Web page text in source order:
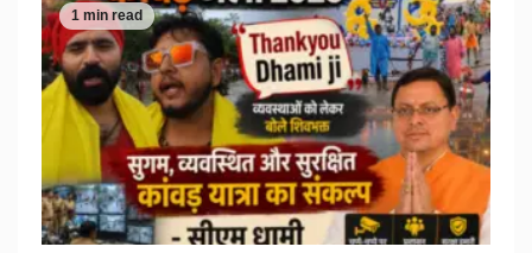
1 min read